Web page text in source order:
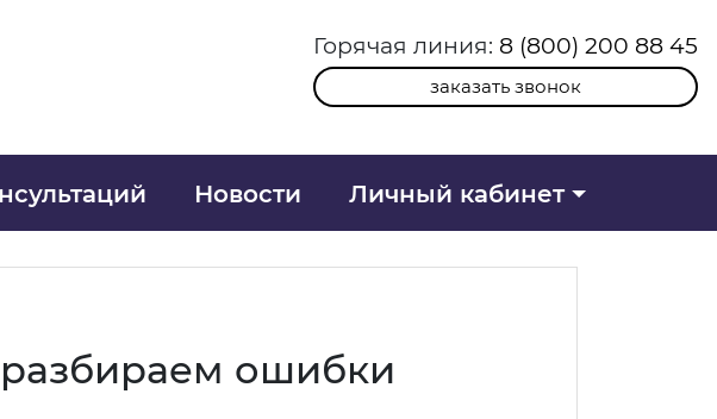
Горячая линия: 8 (800) 200 88 45
заказать звонок
Новости Личный кабинет
ошибки